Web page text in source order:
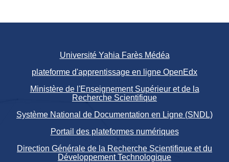
Université Yahia Farès Médéa
plateforme d'apprentissage en ligne OpenEdx
Ministère de l'Enseignement Supérieur et de la
Recherche Scientifique
Système National de Documentation en Ligne (SNDL)
Portail des plateformes numériques
Direction Générale de la Recherche Scientifique et du
Développement Technologique